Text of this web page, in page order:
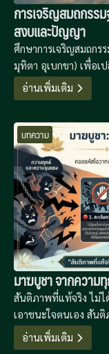
การเจริญสมถกรร
สงบและปัญญา
ศึกษาการเจริญสมถกร
มุทิตา อุเบกขา) เพื่อเปลี่ย
นำเสนอแนวทางการฝึ
วิปัสสนาปัญญาในยุคดิจิ
อ่านเพิ่มเติม
บทความ
มาฆบูชา จากความ
สันติภาพที่แท้จริง ไม่ไ
เอาชนะใจตนเอง สัน
อันกว้างใหญ่ แต่ “สัน
อ่านเพิ่มเติม